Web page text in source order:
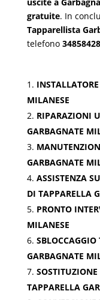
gratuite. In
Tapparellista
telefono
MILANESE
RIPARAZIONI
GARBAGNATE
GARBAGNATE
ASSISTENZA
DI TAPPARELLA
PRONTO
MILANESE
GARBAGNATE
TAPPARELLA